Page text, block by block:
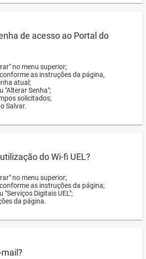
de acesso ao Portal do
no menu superior;
as instruções da página,
atual;
"Alterar Senha";
solicitados;
Salvar.
do Wi-fi UEL?
no menu superior;
as instruções da página;
"Serviços Digitais UEL";
da página.